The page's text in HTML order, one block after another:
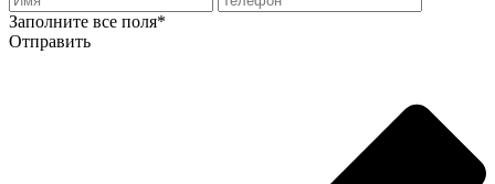
Заполните все поля*
Отправить